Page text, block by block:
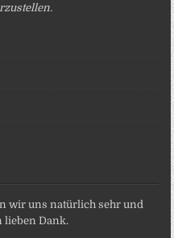
wir uns natürlich sehr und
lieben Dank.